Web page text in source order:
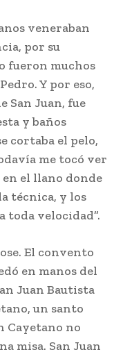
veneraban
por su
fueron muchos
Y por eso,
San Juan, fue
y baños
cortaba el pelo,
me tocó ver
el llano donde
técnica, y los
toda velocidad”.
El convento
en manos del
Juan Bautista
un santo
Cayetano no
misa. San Juan